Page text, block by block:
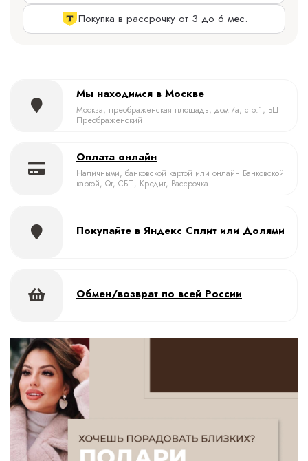
Покупка в рассрочку от 3 до 6 мес.
Мы находимся в Москве
Москва, преображенская площадь, дом 7а, стр.1, БЦ
Преображенский
Оплата онлайн
Наличными, банковской картой или онлайн Банковской
картой, Qr, СБП, Кредит, Рассрочка
Покупайте в Яндекс Сплит или Долями
Обмен/возврат по всей России